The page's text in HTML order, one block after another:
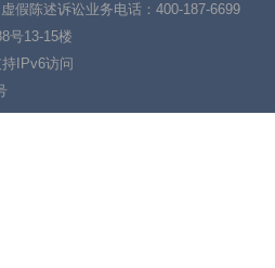
假陈述诉讼业务电话：400-187-6699
号13-15楼
IPv6访问